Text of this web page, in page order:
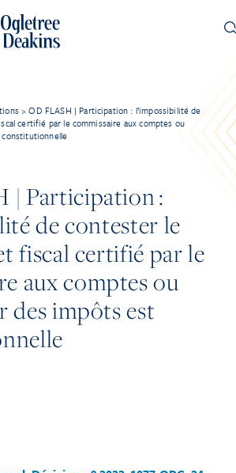
>OD FLASH | Participation : l’impossibilité de
certifié par le commissaire aux comptes ou
| Participation :
de contester le
fiscal certifié par le
aux comptes ou
des impôts est